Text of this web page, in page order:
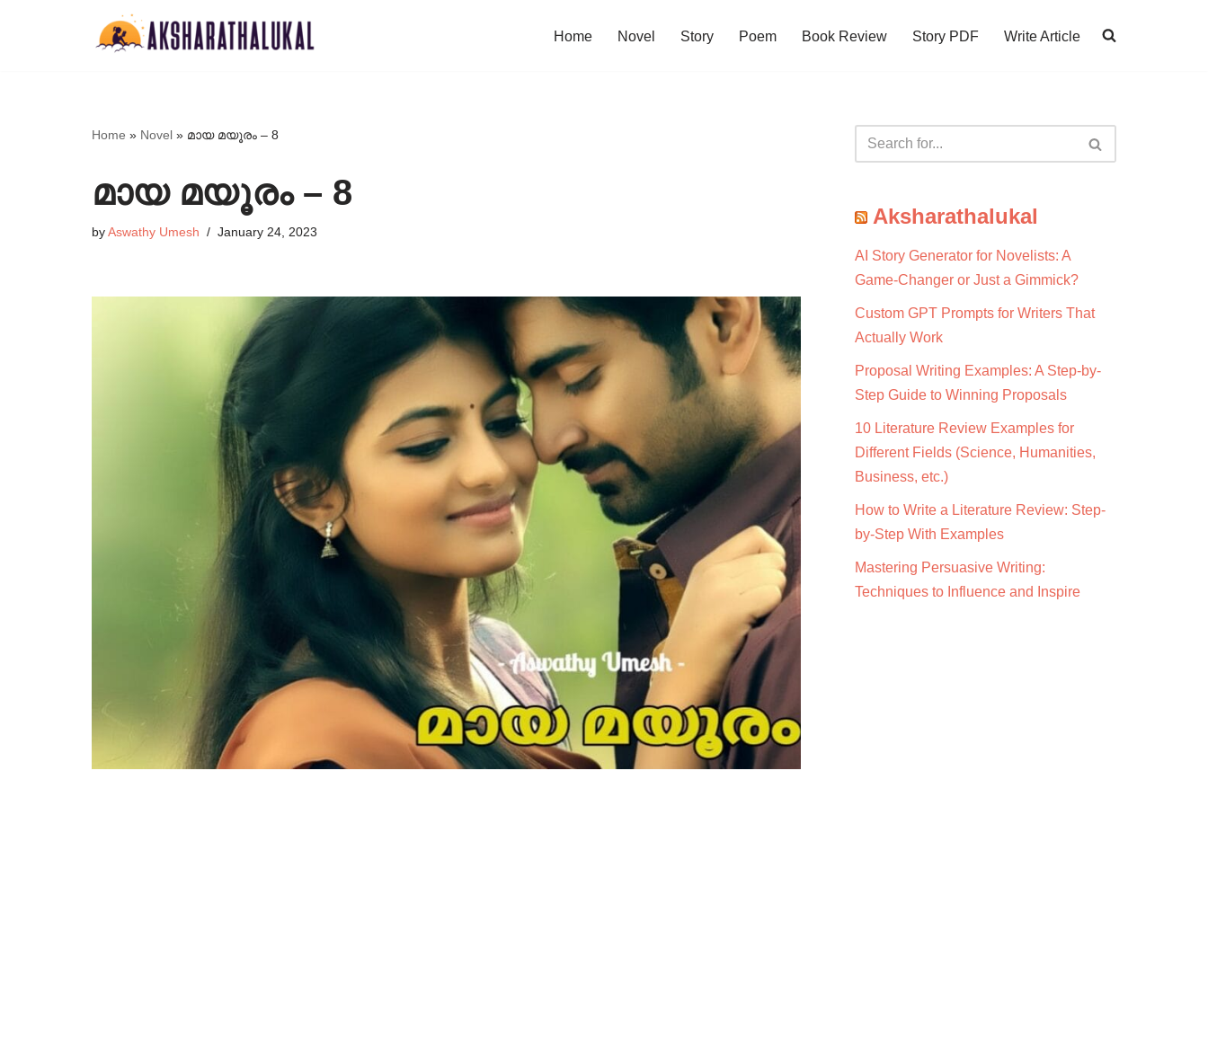
Home Novel Story Poem Book Review Story PDF Write Article
Home » Novel » മായ മയൂരം – 8
മായ മയൂരം – 8
byAswathy Umesh January 24, 2023
Aksharathalukal
AI Story Generator for Novelists: A
Game-Changer or Just a Gimmick?
Custom GPT Prompts for Writers That
Actually Work
Proposal Writing Examples: A Step-by-
Step Guide to Winning Proposals
10 Literature Review Examples for
Different Fields (Science, Humanities,
Business, etc.)
How to Write a Literature Review: Step-
by-Step With Examples
Mastering Persuasive Writing:
Techniques to Influence and Inspire